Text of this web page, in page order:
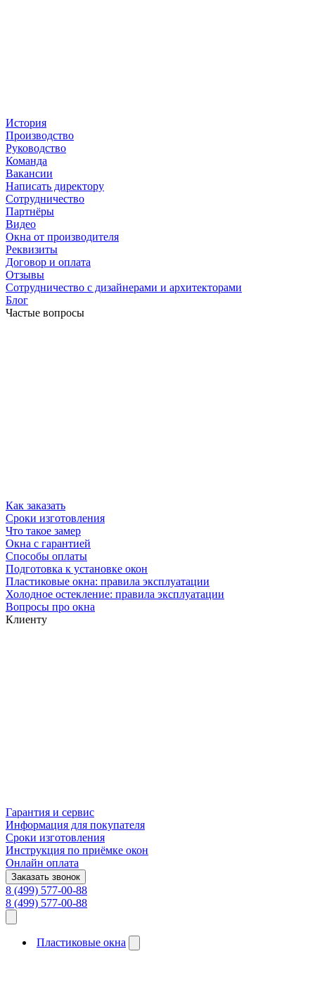
История
Производство
Руководство
Команда
Вакансии
Написать директору
Сотрудничество
Партнёры
Видео
Окна от производителя
Реквизиты
Договор и оплата
Отзывы
Сотрудничество с дизайнерами и архитекторами
Блог
Частые вопросы
Как заказать
Сроки изготовления
Что такое замер
Окна с гарантией
Способы оплаты
Подготовка к установке окон
Пластиковые окна: правила эксплуатации
Холодное остекление: правила эксплуатации
Вопросы про окна
Клиенту
Гарантия и сервис
Информация для покупателя
Сроки изготовления
Инструкция по приёмке окон
Онлайн оплата
Заказать звонок
8 (499) 577-00-88
8 (499) 577-00-88
Пластиковые окна